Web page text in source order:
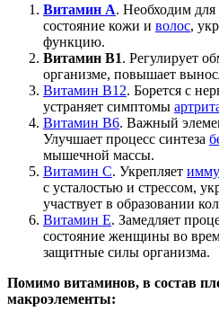
Витамин A. Необходим для
состояние кожи и волос,
функцию.
Витамин B1. Регулирует
организме, повышает
Витамин B12. Борется с
устраняет симптомы
Витамин B6. Важный
Улучшает процесс синтеза
мышечной массы.
Витамин C. Укрепляет
с усталостью и стрессом,
участвует в образовании
Витамин E. Замедляет
состояние женщины во
защитные силы организма.
Помимо витаминов, в состав
макроэлементы: